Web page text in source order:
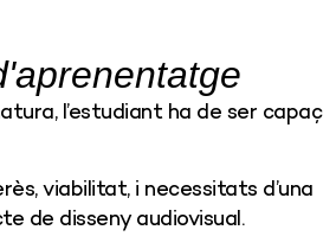
l’estudiant ha de ser capaç
viabilitat, i necessitats d’una
de disseny audiovisual.